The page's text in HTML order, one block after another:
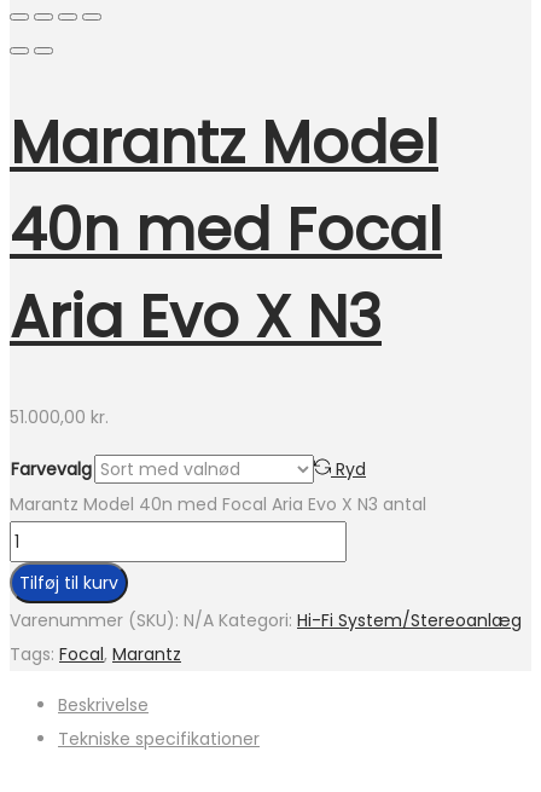
Marantz Model
40n med Focal
Aria Evo X N3
51.000,00 kr.
Farvevalg
Ryd
Marantz Model 40n med Focal Aria Evo X N3 antal
Tilføj til kurv
Varenummer (SKU): N/A Kategori: Hi-Fi System/Stereoanlæg
Tags: Focal, Marantz
Beskrivelse
Tekniske specifikationer